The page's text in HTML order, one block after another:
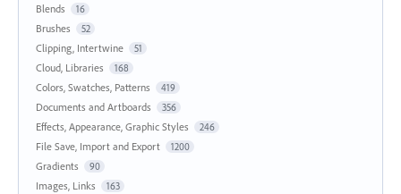
Blends 16
Brushes 52
Clipping, Intertwine 51
Cloud, Libraries 168
Colors, Swatches, Patterns 419
Documents and Artboards 356
Effects, Appearance, Graphic Styles 246
File Save, Import and Export 1200
Gradients 90
Images, Links 163